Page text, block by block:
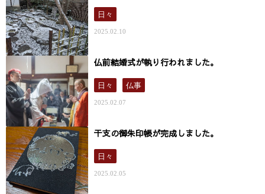
日々
2025.02.10
仏前結婚式が執り行われました。
日々 仏事
2025.02.07
干支の御朱印帳が完成しました。
日々
2025.02.05